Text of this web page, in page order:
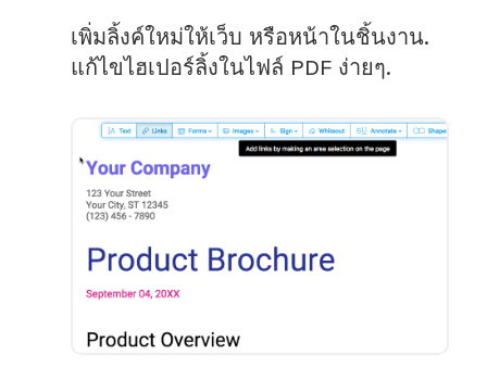
เพิ่มลิ้งค์ใหม่ให้เว็บ หรือหน้าในชิ้นงาน.
แก้ไขไฮเปอร์ลิ้งในไฟล์ PDF ง่ายๆ.